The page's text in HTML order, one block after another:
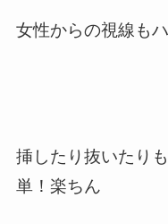
女性からの視線も
挿したり抜いたり
単！楽ちん